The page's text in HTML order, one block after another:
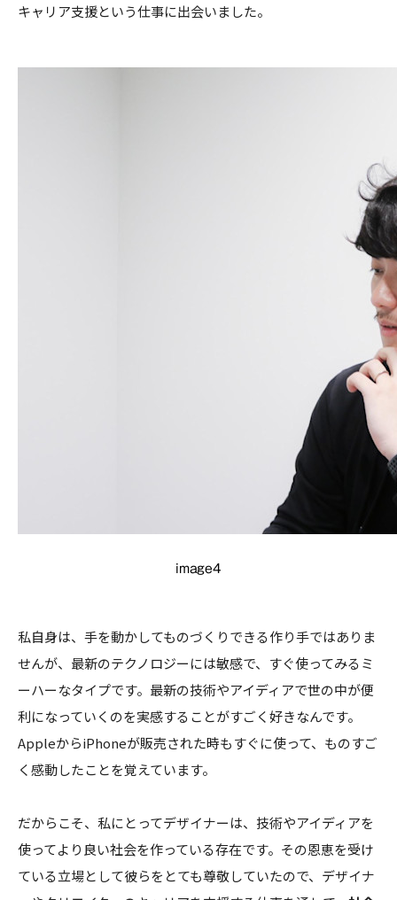
キャリア支援という仕事に出会いました。
image4
私自身は、手を動かしてものづくりできる作り手ではありま
せんが、最新のテクノロジーには敏感で、すぐ使ってみるミ
ーハーなタイプです。最新の技術やアイディアで世の中が便
利になっていくのを実感することがすごく好きなんです。
AppleからiPhoneが販売された時もすぐに使って、ものすご
く感動したことを覚えています。
だからこそ、私にとってデザイナーは、技術やアイディアを
使ってより良い社会を作っている存在です。その恩恵を受け
ている立場として彼らをとても尊敬していたので、デザイナ